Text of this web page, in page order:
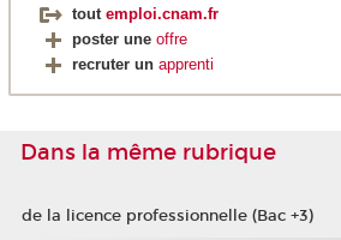
tout emploi.cnam.fr
poster une offre
recruter un apprenti
Dans la même rubrique
de la licence professionnelle (Bac +3)